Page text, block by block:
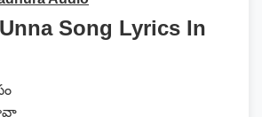
Song Lyrics In